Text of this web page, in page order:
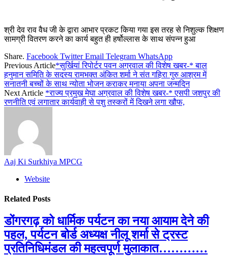
श्री देव राव वैध जी के द्वारा आभार प्रकट किया गया इस तरह से निशुल्क शिक्षण
सामग्री वितरण करने का कार्य बहुत ही हर्षोल्लास के साथ संपन्न हुआ
Share. Facebook Twitter Email Telegram WhatsApp
Previous Article*सुर्खियां रिपोर्टर पवन अग्रवाल की विशेष खबर-* बाल
हनुमान समिति के सदस्य रामभक्त अंकित शर्मा ने संत गहिरा गुरु आश्रम में
सनातनी बच्चों के साथ न्योता भोजन कराकर मनाया अपना जन्मदिन
Next Article *राज्य प्रमुख मेघा अग्रवाल की विशेष खबर-* एसपी जशपुर की
रणनीति एवं लगातार कार्यवाही से पशु तस्करों में दिखने लगा खौफ,
Aaj Ki Surkhiya MPCG
Website
Related Posts
डोंगरगढ़ को धार्मिक पर्यटन का नया आयाम देने की
पहल, पर्यटन बोर्ड अध्यक्ष नीलू शर्मा से ट्रस्ट
प्रतिनिधिमंडल की महत्वपूर्ण मुलाकात…………